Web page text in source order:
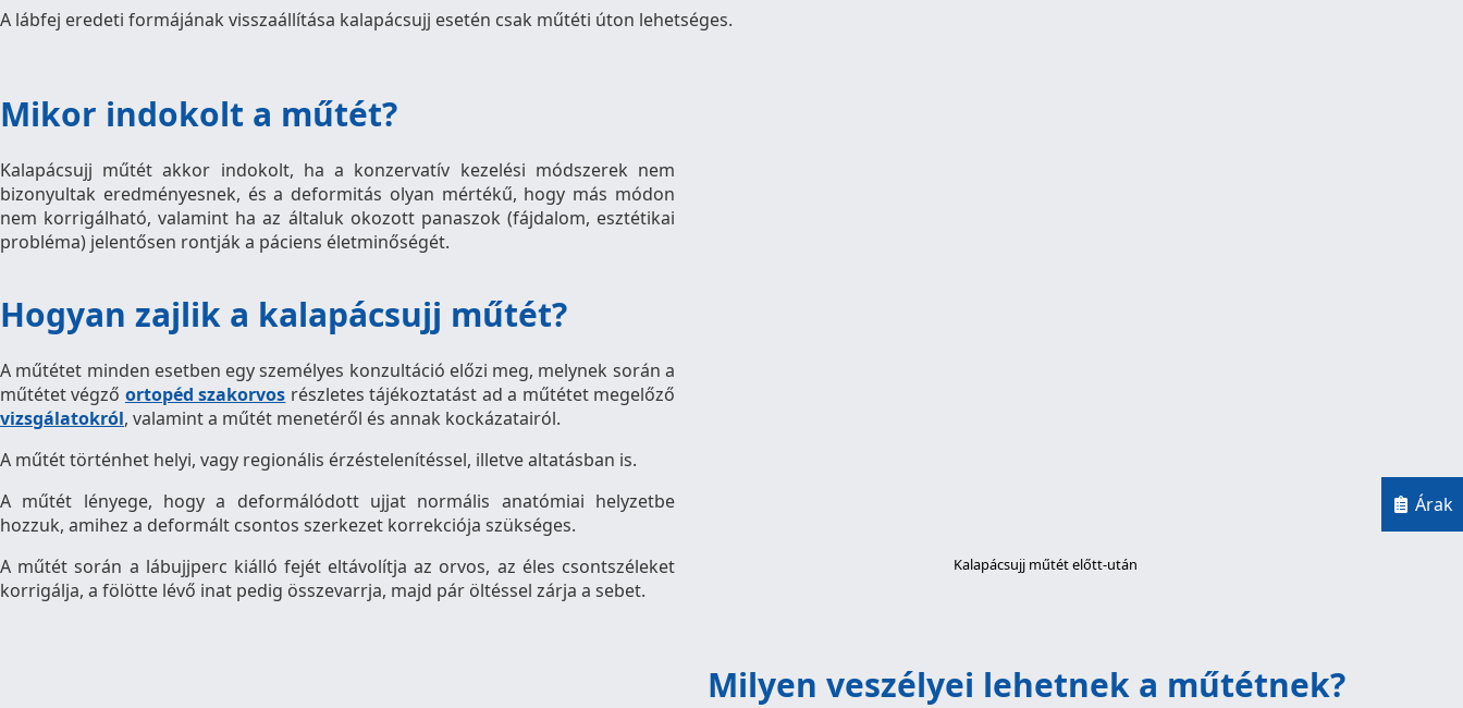
A lábfej eredeti formájának visszaállítása kalapácsujj esetén csak műtéti úton lehetséges.
Mikor indokolt a műtét?
Kalapácsujj műtét akkor indokolt, ha a konzervatív kezelési módszerek nem
bizonyultak eredményesnek, és a deformitás olyan mértékű, hogy más módon
nem korrigálható, valamint ha az általuk okozott panaszok (fájdalom, esztétikai
probléma) jelentősen rontják a páciens életminőségét.
Hogyan zajlik a kalapácsujj műtét?
A műtétet minden esetben egy személyes konzultáció előzi meg, melynek során a
műtétet végző ortopéd szakorvos részletes tájékoztatást ad a műtétet megelőző
vizsgálatokról, valamint a műtét menetéről és annak kockázatairól.
A műtét történhet helyi, vagy regionális érzéstelenítéssel, illetve altatásban is.
A műtét lényege, hogy a deformálódott ujjat normális anatómiai helyzetbe
hozzuk, amihez a deformált csontos szerkezet korrekciója szükséges.
A műtét során a lábujjperc kiálló fejét eltávolítja az orvos, az éles csontszéleket
korrigálja, a fölötte lévő inat pedig összevarrja, majd pár öltéssel zárja a sebet.
Kalapácsujj műtét előtt-után
Milyen veszélyei lehetnek a műtétnek?
Árak